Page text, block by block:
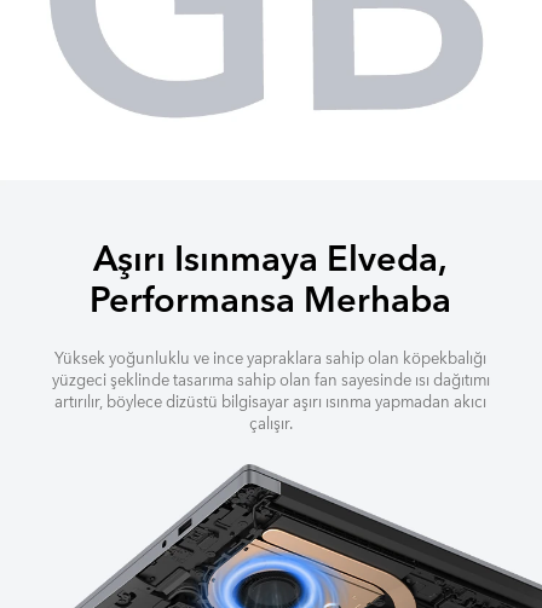
Aşırı Isınmaya Elveda,
Performansa Merhaba
Yüksek yoğunluklu ve ince yapraklara sahip olan köpekbalığı
yüzgeci şeklinde tasarıma sahip olan fan sayesinde ısı dağıtımı
artırılır, böylece dizüstü bilgisayar aşırı ısınma yapmadan akıcı
çalışır.